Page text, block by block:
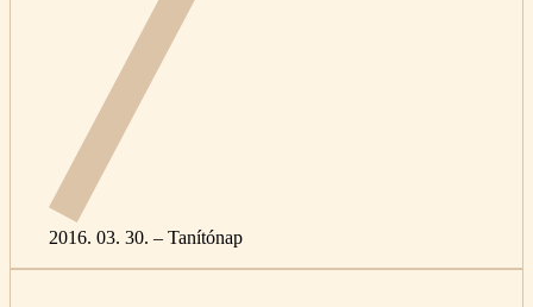
2016. 03. 30. – Tanítónap